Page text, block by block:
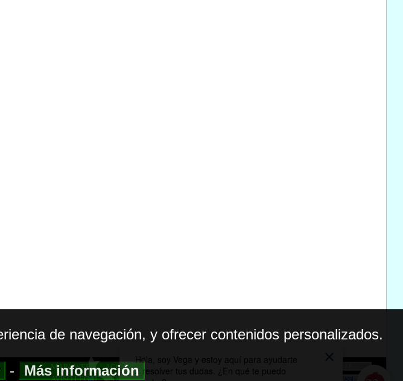
MAPA WEB|ACCESIBILIDAD
AVISO LEGAL|POLITICA DE PRIVACIDAD
de navegación, y ofrecer contenidos personalizados.
- Más información